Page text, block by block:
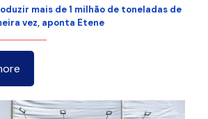
mais de 1 milhão de toneladas de
vez, aponta Etene